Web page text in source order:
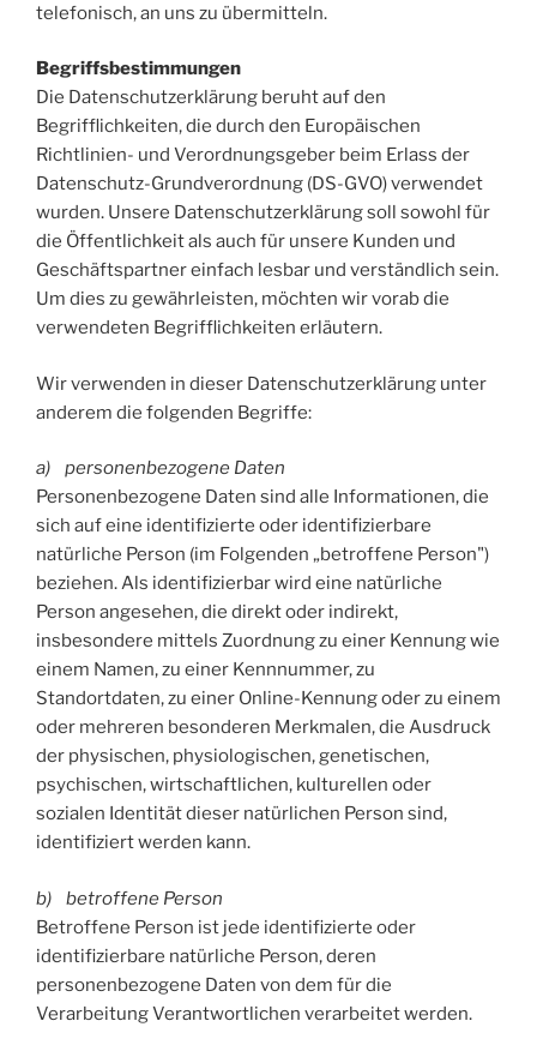
telefonisch, an uns zu übermitteln.
Begriffsbestimmungen
Die Datenschutzerklärung beruht auf den
Begrifflichkeiten, die durch den Europäischen
Richtlinien- und Verordnungsgeber beim Erlass der
Datenschutz-Grundverordnung (DS-GVO) verwendet
wurden. Unsere Datenschutzerklärung soll sowohl für
die Öffentlichkeit als auch für unsere Kunden und
Geschäftspartner einfach lesbar und verständlich sein.
Um dies zu gewährleisten, möchten wir vorab die
verwendeten Begrifflichkeiten erläutern.
Wir verwenden in dieser Datenschutzerklärung unter
anderem die folgenden Begriffe:
a) personenbezogene Daten
Personenbezogene Daten sind alle Informationen, die
sich auf eine identifizierte oder identifizierbare
natürliche Person (im Folgenden „betroffene Person")
beziehen. Als identifizierbar wird eine natürliche
Person angesehen, die direkt oder indirekt,
insbesondere mittels Zuordnung zu einer Kennung wie
einem Namen, zu einer Kennnummer, zu
Standortdaten, zu einer Online-Kennung oder zu einem
oder mehreren besonderen Merkmalen, die Ausdruck
der physischen, physiologischen, genetischen,
psychischen, wirtschaftlichen, kulturellen oder
sozialen Identität dieser natürlichen Person sind,
identifiziert werden kann.
b) betroffene Person
Betroffene Person ist jede identifizierte oder
identifizierbare natürliche Person, deren
personenbezogene Daten von dem für die
Verarbeitung Verantwortlichen verarbeitet werden.